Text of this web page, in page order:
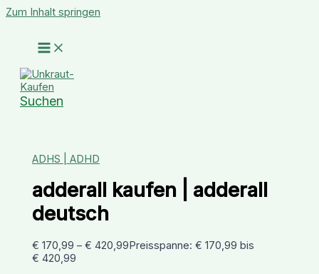
Zum Inhalt springen
Suchen
ADHS | ADHD
adderall kaufen | adderall
deutsch
€ 170,99 –€ 420,99Preisspanne: € 170,99 bis
€ 420,99